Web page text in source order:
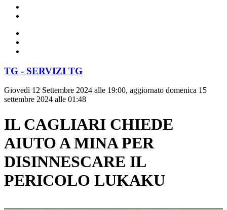
TG - SERVIZI TG
Giovedì 12 Settembre 2024 alle 19:00, aggiornato domenica 15
settembre 2024 alle 01:48
IL CAGLIARI CHIEDE
AIUTO A MINA PER
DISINNESCARE IL
PERICOLO LUKAKU